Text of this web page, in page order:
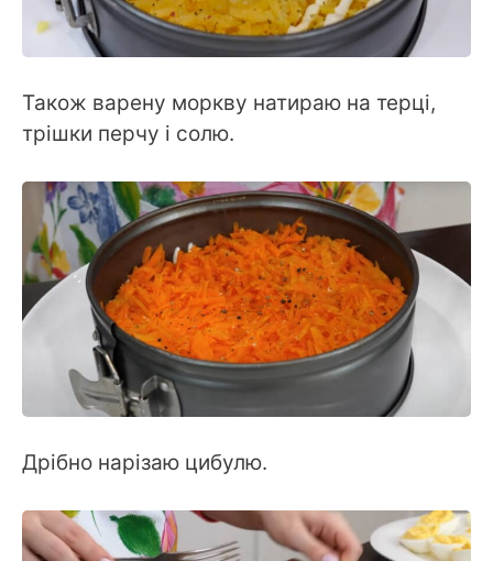
Також варену моркву натираю на терці,
трішки перчу і солю.
Дрібно нарізаю цибулю.